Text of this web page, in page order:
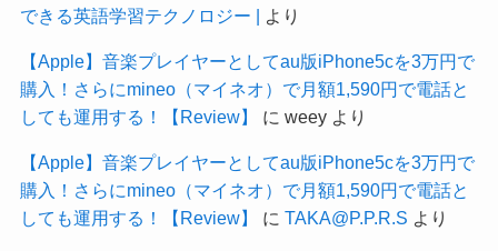
できる英語学習テクノロジー | より
【Apple】音楽プレイヤーとしてau版iPhone5cを3万円で
購入！さらにmineo（マイネオ）で月額1,590円で電話と
しても運用する！【Review】
に weeyより
【Apple】音楽プレイヤーとしてau版iPhone5cを3万円で
購入！さらにmineo（マイネオ）で月額1,590円で電話と
しても運用する！【Review】
に TAKA@P.P.R.S より